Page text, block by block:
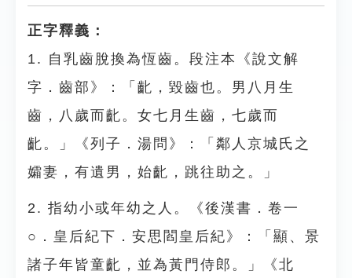
正字釋義：
1. 自乳齒脫換為恆齒。段注本《說文解
字．齒部》：「齔，毀齒也。男八月生
齒，八歲而齔。女七月生齒，七歲而
齔。」《列子．湯問》：「鄰人京城氏之
孀妻，有遺男，始齔，跳往助之。」
2. 指幼小或年幼之人。《後漢書．卷一
○．皇后紀下．安思閻皇后紀》：「顯、景
諸子年皆童齔，並為黃門侍郎。」《北